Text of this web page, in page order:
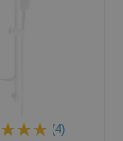
(4)